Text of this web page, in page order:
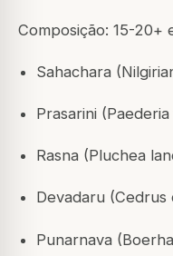
Composição: 15-20+
Sahachara
Prasarini
Rasna (Pluchea
Devadaru (Cedrus
Punarnava